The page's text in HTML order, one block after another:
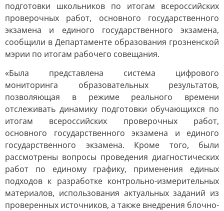
подготовки школьников по итогам всероссийских
проверочных работ, основного государственного
экзамена и единого государственного экзамена,
сообщили в Департаменте образования грозненской
мэрии по итогам рабочего совещания.
«Была представлена система цифрового
мониторинга образовательных результатов,
позволяющая в режиме реального времени
отслеживать динамику подготовки обучающихся по
итогам всероссийских проверочных работ,
основного государственного экзамена и единого
государственного экзамена. Кроме того, были
рассмотрены вопросы проведения диагностических
работ по единому графику, применения единых
подходов к разработке контрольно-измерительных
материалов, использования актуальных заданий из
проверенных источников, а также внедрения блочно-